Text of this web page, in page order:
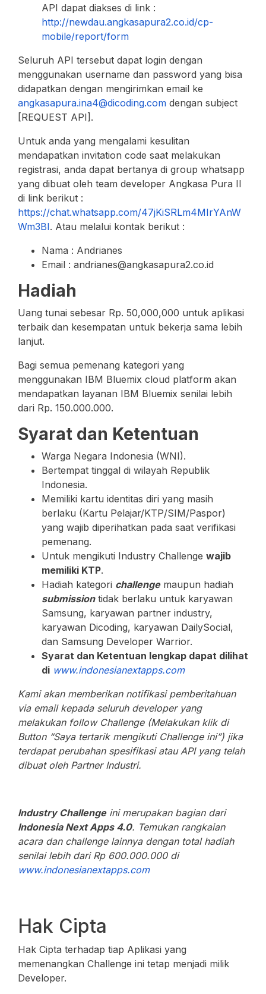
API dapat diakses di link :
http://newdau.angkasapura2.co.id/cp-
mobile/report/form
Seluruh API tersebut dapat login dengan
menggunakan username dan password yang bisa
didapatkan dengan mengirimkan email ke
angkasapura.ina4@dicoding.com dengan subject
[REQUEST API].
Untuk anda yang mengalami kesulitan
mendapatkan invitation code saat melakukan
registrasi, anda dapat bertanya di group whatsapp
yang dibuat oleh team developer Angkasa Pura II
di link berikut :
https://chat.whatsapp.com/47jKiSRLm4MIrYAnW
Wm3BI. Atau melalui kontak berikut :
Nama : Andrianes
Email : andrianes@angkasapura2.co.id
Hadiah
Uang tunai sebesar Rp. 50,000,000 untuk aplikasi
terbaik dan kesempatan untuk bekerja sama lebih
lanjut.
Bagi semua pemenang kategori yang
menggunakan IBM Bluemix cloud platform akan
mendapatkan layanan IBM Bluemix senilai lebih
dari Rp. 150.000.000.
Syarat dan Ketentuan
Warga Negara Indonesia (WNI).
Bertempat tinggal di wilayah Republik
Indonesia.
Memiliki kartu identitas diri yang masih
berlaku (Kartu Pelajar/KTP/SIM/Paspor)
yang wajib diperihatkan pada saat verifikasi
pemenang.
Untuk mengikuti Industry Challenge wajib
memiliki KTP.
Hadiah kategori challengemaupun hadiah
submissiontidak berlaku untuk karyawan
Samsung, karyawan partner industry,
karyawan Dicoding, karyawan DailySocial,
dan Samsung Developer Warrior.
Syarat dan Ketentuan lengkap dapat dilihat
di www.indonesianextapps.com
Kami akan memberikan notifikasi pemberitahuan
via email kepada seluruh developer yang
melakukan follow Challenge (Melakukan klik di
Button “Saya tertarik mengikuti Challenge ini”) jika
terdapat perubahan spesifikasi atau API yang telah
dibuat oleh Partner Industri.
Industry Challengeini merupakan bagian dari
Indonesia Next Apps 4.0. Temukan rangkaian
acara dan challenge lainnya dengan total hadiah
senilai lebih dari Rp 600.000.000 di
www.indonesianextapps.com
Hak Cipta
Hak Cipta terhadap tiap Aplikasi yang
memenangkan Challenge ini tetap menjadi milik
Developer.